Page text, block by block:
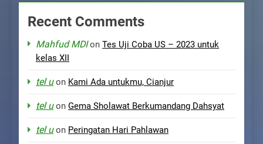
Recent Comments
Mahfud MDIon Tes Uji Coba US – 2023 untuk
kelas XII
tel uon Kami Ada untukmu, Cianjur
tel uon Gema Sholawat Berkumandang Dahsyat
tel uon Peringatan Hari Pahlawan